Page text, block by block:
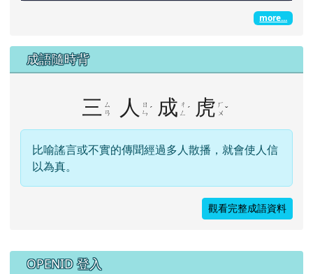
more...
成語隨時背
三
ㄙ
ㄢ
人
ㄖ
ㄣ ˊ 成 ㄔ
ㄥ
ˊ 虎 ㄏ
ㄨ ˇ
比喻謠言或不實的傳聞經過多人散播，就會使人信
以為真。
觀看完整成語資料
右邊區域內容
OPENID 登入